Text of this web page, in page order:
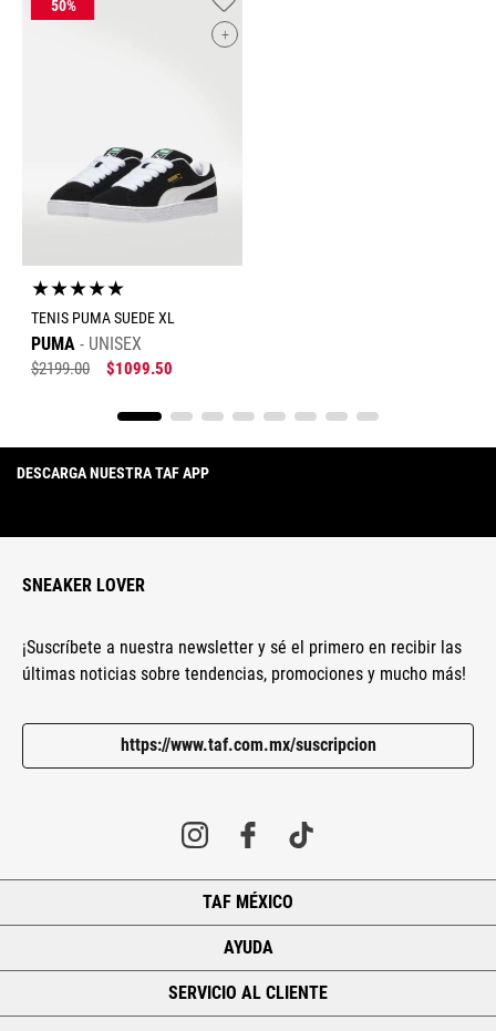
+
★★★★★
TENIS PUMA SUEDE XL
PUMA UNISEX
$2199.00 $1099.50
DESCARGA NUESTRA TAF APP
SNEAKER LOVER
¡Suscríbete a nuestra newsletter y sé el primero en recibir las
últimas noticias sobre tendencias, promociones y mucho más!
https://www.taf.com.mx/suscripcion
TAF MÉXICO
AYUDA
SERVICIO AL CLIENTE